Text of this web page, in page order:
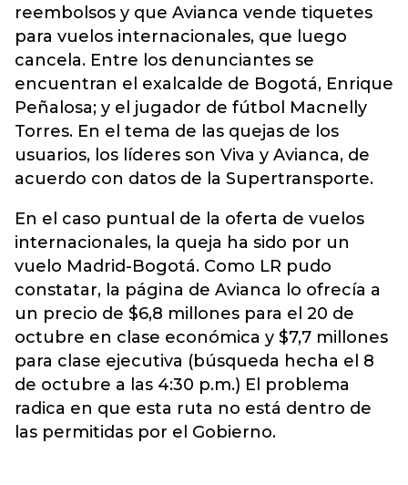
reembolsos y que Avianca vende tiquetes
para vuelos internacionales, que luego
cancela. Entre los denunciantes se
encuentran el exalcalde de Bogotá, Enrique
Peñalosa; y el jugador de fútbol Macnelly
Torres. En el tema de las quejas de los
usuarios, los líderes son Viva y Avianca, de
acuerdo con datos de la Supertransporte.
En el caso puntual de la oferta de vuelos
internacionales, la queja ha sido por un
vuelo Madrid-Bogotá. Como LR pudo
constatar, la página de Avianca lo ofrecía a
un precio de $6,8 millones para el 20 de
octubre en clase económica y $7,7 millones
para clase ejecutiva (búsqueda hecha el 8
de octubre a las 4:30 p.m.) El problema
radica en que esta ruta no está dentro de
las permitidas por el Gobierno.